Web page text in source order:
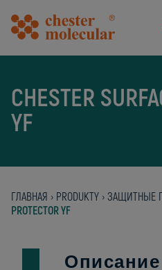
CHESTER
YF
ГЛАВНАЯ › PRODUKTY › ЗАЩИТНЫЕ
PROTECTOR YF